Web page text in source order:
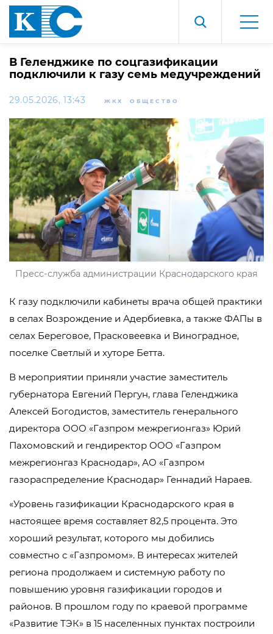
В Геленджике по соцгазификации
подключили к газу семь медучреждений
29.05.2026, 13:43 ЖКХ ОБЩЕСТВО
Пресс-служба администрации Краснодарского края
К газу подключили кабинеты врача общей практики
в селах Возрождение и Адербиевка, а также ФАПы в
селах Береговое, Прасковеевка и Виноградное,
поселке Светлый и хуторе Бетта.
В мероприятии приняли участие заместитель
губернатора Евгений Пергун, глава Геленджика
Алексей Богодистов, заместитель генерального
директора ООО «Газпром межрегионгаз» Юрий
Пахомовский и гендиректор ООО «Газпром
межрегионгаз Краснодар», АО «Газпром
газораспределение Краснодар» Геннадий Нараев.
«Уровень газификации Краснодарского края в
настоящее время составляет 82,5 процента. Это
хороший результат, которого мы добились
совместно с «Газпромом». В интересах жителей
региона продолжаем и системную работу по
повышению уровня газификации городов и
районов. В прошлом году по краевой программе
«Развитие ТЭК» в 15 населенных пунктах построили